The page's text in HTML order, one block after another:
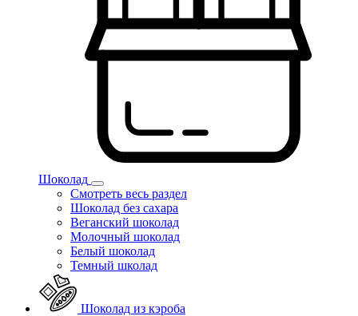
Шоколад
Смотреть весь раздел
Шоколад без сахара
Веганский шоколад
Молочный шоколад
Белый шоколад
Темный школад
Шоколад из кэроба